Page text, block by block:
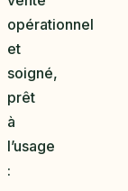
opérationnel
et
soigné,
prêt
à
l’usage
: